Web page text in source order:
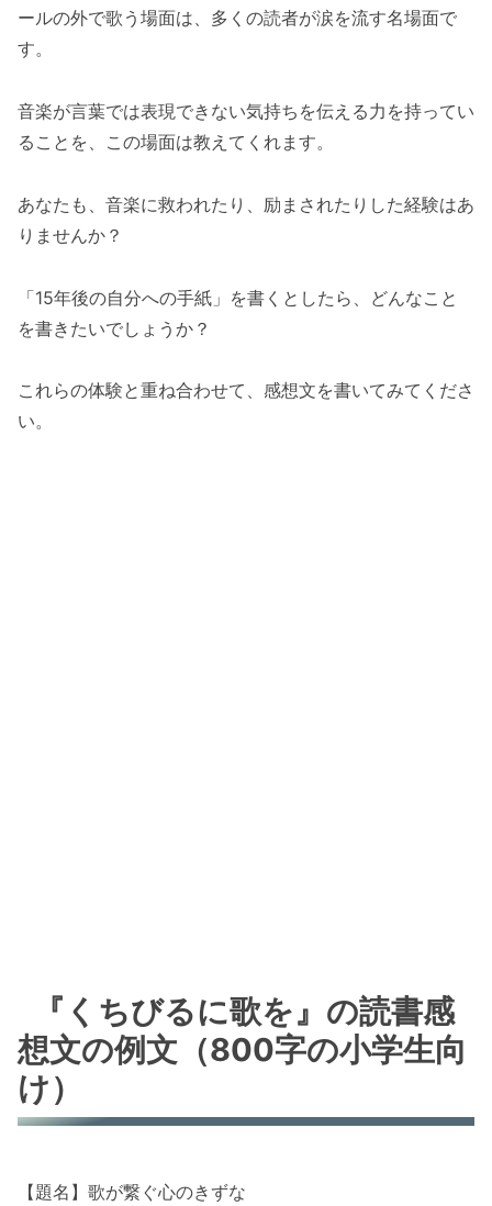
ールの外で歌う場面は、多くの読者が涙を流す名場面で
す。
音楽が言葉では表現できない気持ちを伝える力を持ってい
ることを、この場面は教えてくれます。
あなたも、音楽に救われたり、励まされたりした経験はあ
りませんか？
「15年後の自分への手紙」を書くとしたら、どんなこと
を書きたいでしょうか？
これらの体験と重ね合わせて、感想文を書いてみてくださ
い。
『くちびるに歌を』の読書感
想文の例文（800字の小学生向
け）
【題名】歌が繋ぐ心のきずな